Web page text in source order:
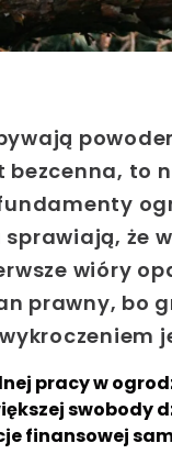
bezcenna, to
że
wióry
prawny, bo
pracy w
swobody
finansowej